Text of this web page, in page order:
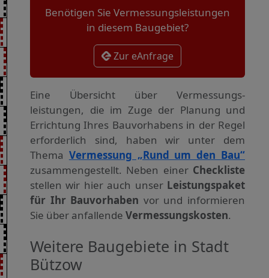
Benötigen Sie Vermessungsleistungen
in diesem Baugebiet?
Zur eAnfrage
Eine Übersicht über Vermessungs­
leistungen, die im Zuge der Planung und
Errichtung Ihres Bauvorhabens in der Regel
erforderlich sind, haben wir unter dem
Thema Vermessung „Rund um den Bau“
zusammengestellt. Neben einer Checkliste
stellen wir hier auch unser Leistungspaket
für Ihr Bauvorhaben vor und informieren
Sie über anfallende Vermessungskosten.
Weitere Baugebiete in Stadt
Bützow